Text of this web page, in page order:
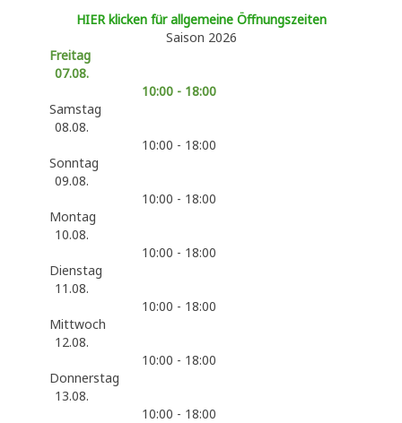
HIER klicken für allgemeine Öffnungszeiten
Saison 2026
Freitag
07.08.
10:00 - 18:00
Samstag
08.08.
10:00 - 18:00
Sonntag
09.08.
10:00 - 18:00
Montag
10.08.
10:00 - 18:00
Dienstag
11.08.
10:00 - 18:00
Mittwoch
12.08.
10:00 - 18:00
Donnerstag
13.08.
10:00 - 18:00